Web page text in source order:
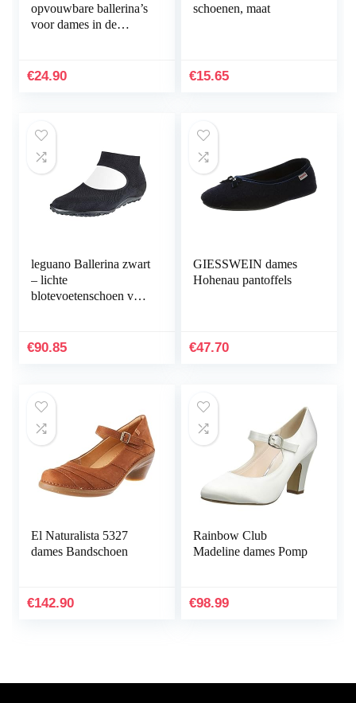
opvouwbare ballerina’s
voor dames in de
€24.90
schoenen, maat
€15.65
leguano Ballerina zwart
– lichte
blotevoetenschoen voor
€90.85
GIESSWEIN dames
Hohenau pantoffels
€47.70
El Naturalista 5327
dames Bandschoen
€142.90
Rainbow Club
Madeline dames Pomp
€98.99